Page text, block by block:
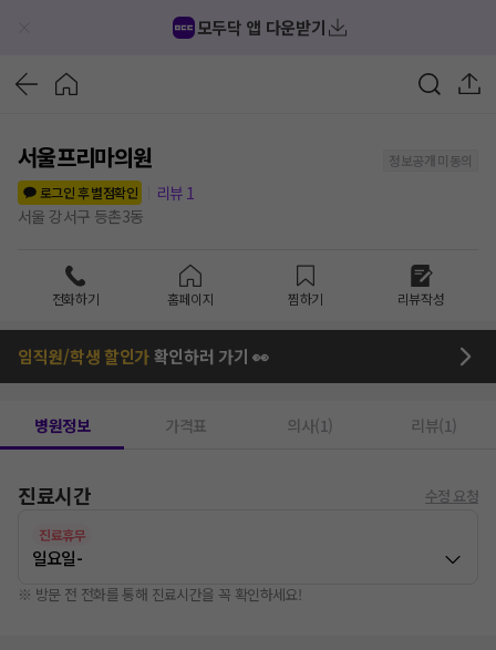
모두닥 앱 다운받기
서울프리마의원
정보공개 미동의
로그인 후 별점확인
리뷰 1
서울 강서구 등촌3동
전화하기 홈페이지 찜하기 리뷰작성
임직원/학생 할인가확인하러 가기 👀
병원정보 가격표 의사(1) 리뷰(1)
진료시간 수정 요청
진료휴무
일요일-
※ 방문 전 전화를 통해 진료시간을 꼭 확인하세요!